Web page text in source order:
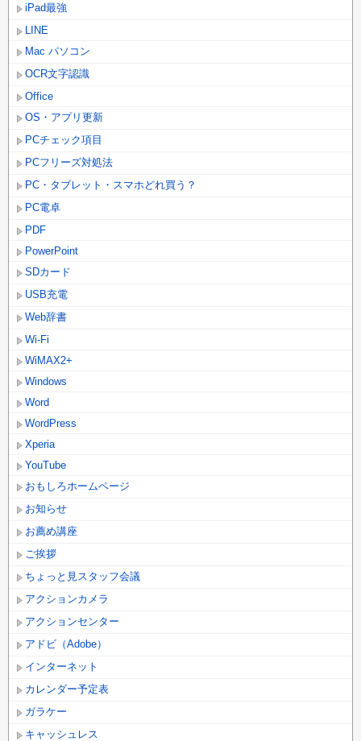
iPad最強
LINE
Mac パソコン
OCR文字認識
Office
OS・アプリ更新
PCチェック項目
PCフリーズ対処法
PC・タブレット・スマホどれ買う？
PC電卓
PDF
PowerPoint
SDカード
USB充電
Web辞書
Wi-Fi
WiMAX2+
Windows
Word
WordPress
Xperia
YouTube
おもしろホームページ
お知らせ
お薦め講座
ご挨拶
ちょっと見スタッフ会議
アクションカメラ
アクションセンター
アドビ（Adobe）
インターネット
カレンダー予定表
ガラケー
キャッシュレス